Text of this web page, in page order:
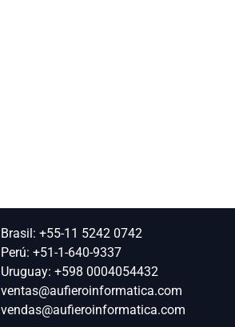
Brasil: +55-11 5242 0742
Perú: +51-1-640-9337
Uruguay: +598 0004054432
ventas@aufieroinformatica.com
vendas@aufieroinformatica.com